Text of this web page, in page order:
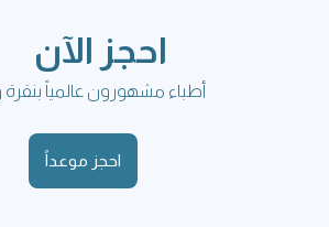
احجز الآن
أطباء مشهورون عالمياً بنقرة
احجز موعداً